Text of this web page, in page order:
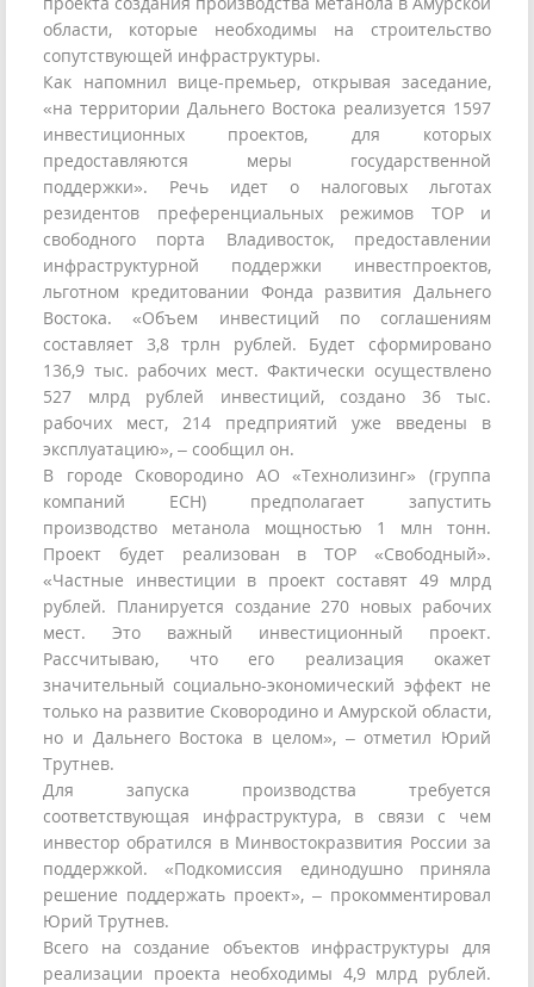
области, которые необходимы на строительство
сопутствующей инфраструктуры.
Как напомнил вице-премьер, открывая заседание,
«на территории Дальнего Востока реализуется 1597
инвестиционных проектов, для которых
предоставляются меры государственной
поддержки». Речь идет о налоговых льготах
резидентов преференциальных режимов ТОР и
свободного порта Владивосток, предоставлении
инфраструктурной поддержки инвестпроектов,
льготном кредитовании Фонда развития Дальнего
Востока. «Объем инвестиций по соглашениям
составляет 3,8 трлн рублей. Будет сформировано
136,9 тыс. рабочих мест. Фактически осуществлено
527 млрд рублей инвестиций, создано 36 тыс.
рабочих мест, 214 предприятий уже введены в
эксплуатацию», – сообщил он.
В городе Сковородино АО «Технолизинг» (группа
компаний ЕСН) предполагает запустить
производство метанола мощностью 1 млн тонн.
Проект будет реализован в ТОР «Свободный».
«Частные инвестиции в проект составят 49 млрд
рублей. Планируется создание 270 новых рабочих
мест. Это важный инвестиционный проект.
Рассчитываю, что его реализация окажет
значительный социально-экономический эффект не
только на развитие Сковородино и Амурской области,
но и Дальнего Востока в целом», – отметил Юрий
Трутнев.
Для запуска производства требуется
соответствующая инфраструктура, в связи с чем
инвестор обратился в Минвостокразвития России за
поддержкой. «Подкомиссия единодушно приняла
решение поддержать проект», – прокомментировал
Юрий Трутнев.
Всего на создание объектов инфраструктуры для
реализации проекта необходимы 4,9 млрд рублей.